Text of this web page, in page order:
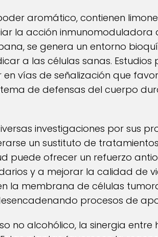
aromático, contienen
la acción inmunomoduladora
se genera un entorno
a las células sanas. Estudios
vías de señalización que
de defensas del cuerpo
investigaciones por sus
un sustituto de
puede ofrecer un refuerzo
y a mejorar la calidad de
la membrana de células
procesos de
no alcohólico, la sinergia